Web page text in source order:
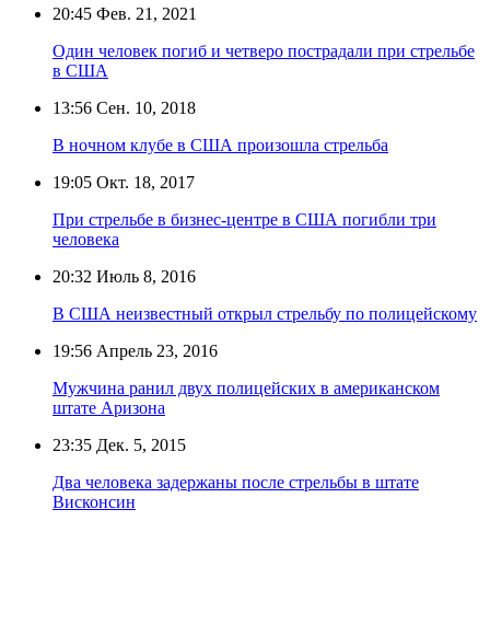
20:45 Фев. 21, 2021
Один человек погиб и четверо пострадали при стрельбе
в США
13:56 Сен. 10, 2018
В ночном клубе в США произошла стрельба
19:05 Окт. 18, 2017
При стрельбе в бизнес-центре в США погибли три
человека
20:32 Июль 8, 2016
В США неизвестный открыл стрельбу по полицейскому
19:56 Апрель 23, 2016
Мужчина ранил двух полицейских в американском
штате Аризона
23:35 Дек. 5, 2015
Два человека задержаны после стрельбы в штате
Висконсин